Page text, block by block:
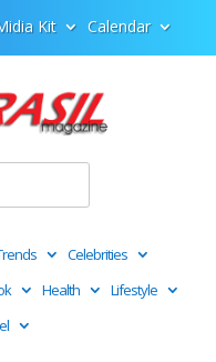
Kit Calendar
Celebrities
Health
Lifestyle